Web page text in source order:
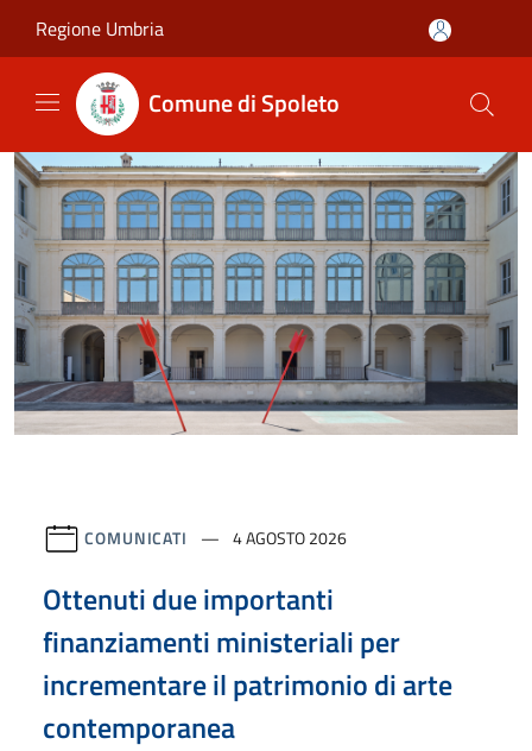
Regione Umbria
Comune di Spoleto
COMUNICATI 4 AGOSTO 2026
Ottenuti due importanti
finanziamenti ministeriali per
incrementare il patrimonio di arte
contemporanea